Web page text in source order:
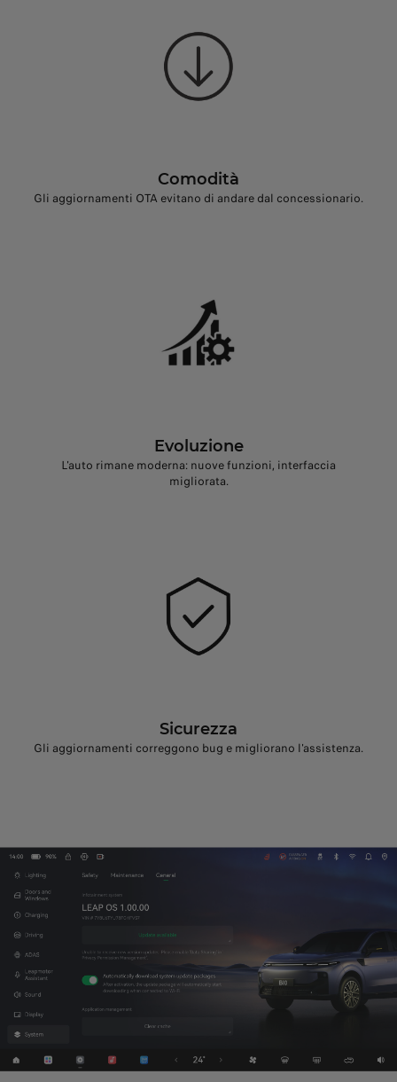
Comodità
Gli aggiornamenti OTA evitano di andare dal concessionario.
Evoluzione
L'auto rimane moderna: nuove funzioni, interfaccia
migliorata.
Sicurezza
Gli aggiornamenti correggono bug e migliorano l'assistenza.